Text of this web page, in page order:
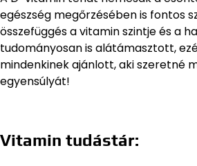
egészség megőrzésében is fontos
összefüggés a vitamin szintje és a
tudományosan is alátámasztott,
mindenkinek ajánlott, aki szeretné
egyensúlyát!
Vitamin tudástár: